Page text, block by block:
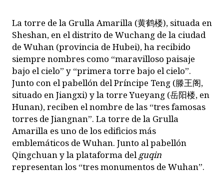
La torre de la Grulla Amarilla (黄鹤楼), situada en
Sheshan, en el distrito de Wuchang de la ciudad
de Wuhan (provincia de Hubei), ha recibido
siempre nombres como “maravilloso paisaje
bajo el cielo” y “primera torre bajo el cielo”.
Junto con el pabellón del Príncipe Teng (滕王阁,
situado en Jiangxi) y la torre Yueyang (岳阳楼, en
Hunan), reciben el nombre de las “tres famosas
torres de Jiangnan”. La torre de la Grulla
Amarilla es uno de los edificios más
emblemáticos de Wuhan. Junto al pabellón
Qingchuan y la plataforma delguqin
representan los “tres monumentos de Wuhan”.